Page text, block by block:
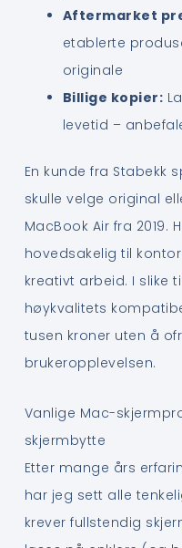
Aftermarket
etablerte
originale
Billige kopier:
levetid –
En kunde fra Stabekk
skulle velge original
MacBook Air fra 2019.
hovedsakelig til
kreativt arbeid. I slike
høykvalitets
tusen kroner uten å
brukeropplevelsen.
Vanlige Mac-
skjermbytte
Etter mange års
har jeg sett alle
krever fullstendig